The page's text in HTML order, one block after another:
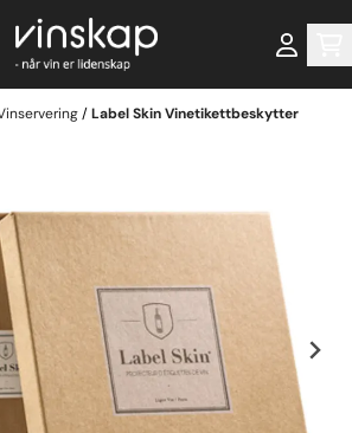
/Label Skin Vinetikettbeskytter